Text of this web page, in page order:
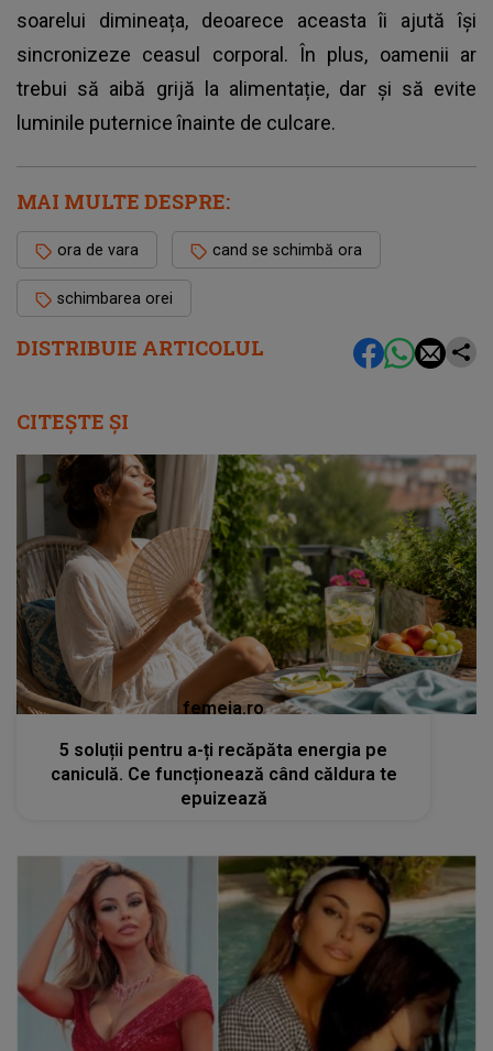
DISTRIBUIE ARTICOLUL
soarelui dimineața, deoarece aceasta îi ajută își
sincronizeze ceasul corporal. În plus, oamenii ar
trebui să aibă grijă la alimentație, dar și să evite
luminile puternice înainte de culcare.
MAI MULTE DESPRE:
ora de vara cand se schimbă ora
schimbarea orei
CITEȘTE ȘI
femeia.ro
5 soluții pentru a-ți recăpăta energia pe
caniculă. Ce funcționează când căldura te
epuizează